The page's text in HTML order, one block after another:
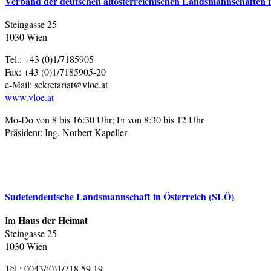
Steingasse 25
1030 Wien
Tel.: +43 (0)1/7185905
Fax: +43 (0)1/7185905-20
e-Mail: sekretariat@vloe.at
www.vloe.at
Mo-Do von 8 bis 16:30 Uhr; Fr von 8:30 bis 12 Uhr
Präsident: Ing. Norbert Kapeller
Sudetendeutsche Landsmannschaft in Österreich (SLÖ)
Im Haus der Heimat
Steingasse 25
1030 Wien
Tel.: 0043/(0)1/718 59 19